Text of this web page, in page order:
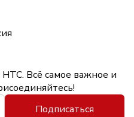
Всё самое важное и
Подписаться